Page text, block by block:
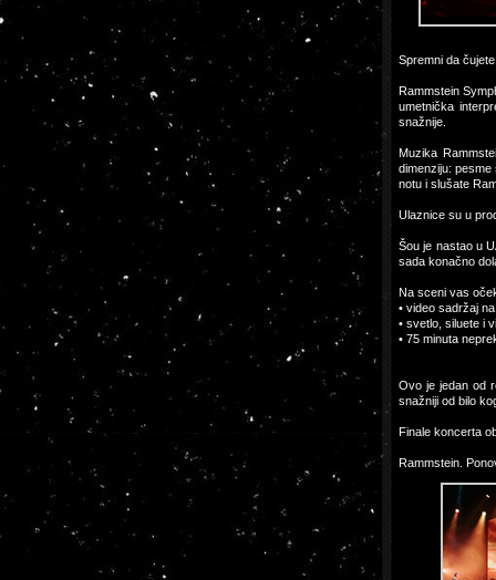
Spremni da
Rammstein
umetnička
snažnije.
Muzika
dimenziju:
notu i slušate
Ulaznice su u
Šou je nastao u
sada konačno
Na sceni vas
• video sadržaj
• svetlo, siluete i
• 75 minuta
Ovo je jedan od
snažniji od bilo
Finale koncerta
Rammstein.